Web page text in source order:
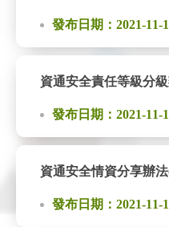
發布日期：2021-11-
資通安全責任等級分
發布日期：2021-11-
資通安全情資分享辦
發布日期：2021-11-